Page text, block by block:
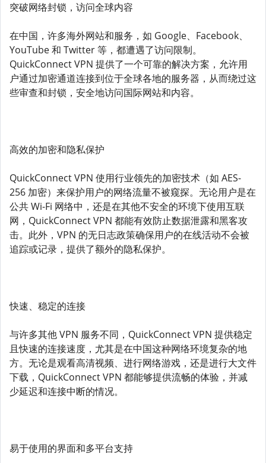
突破网络封锁，访问全球内容
在中国，许多海外网站和服务，如 Google、Facebook、
YouTube 和 Twitter 等，都遭遇了访问限制。
QuickConnect VPN 提供了一个可靠的解决方案，允许用
户通过加密通道连接到位于全球各地的服务器，从而绕过这
些审查和封锁，安全地访问国际网站和内容。
高效的加密和隐私保护
QuickConnect VPN 使用行业领先的加密技术（如 AES-
256 加密）来保护用户的网络流量不被窥探。无论用户是在
公共 Wi-Fi 网络中，还是在其他不安全的环境下使用互联
网，QuickConnect VPN 都能有效防止数据泄露和黑客攻
击。此外，VPN 的无日志政策确保用户的在线活动不会被
追踪或记录，提供了额外的隐私保护。
快速、稳定的连接
与许多其他 VPN 服务不同，QuickConnect VPN 提供稳定
且快速的连接速度，尤其是在中国这种网络环境复杂的地
方。无论是观看高清视频、进行网络游戏，还是进行大文件
下载，QuickConnect VPN 都能够提供流畅的体验，并减
少延迟和连接中断的情况。
易于使用的界面和多平台支持